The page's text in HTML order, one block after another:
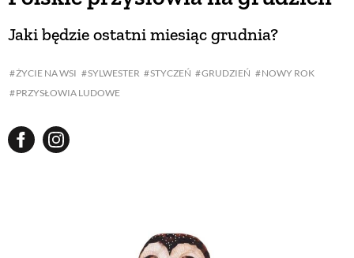
ŻYCIE NA WSI SYLWESTER STYCZEŃ GRUDZIEŃ
NOWY ROK
PRZYSŁOWIA LUDOWE
Jaki będzie ostatni miesiąc grudnia?
ZIELEŃ W DOMU